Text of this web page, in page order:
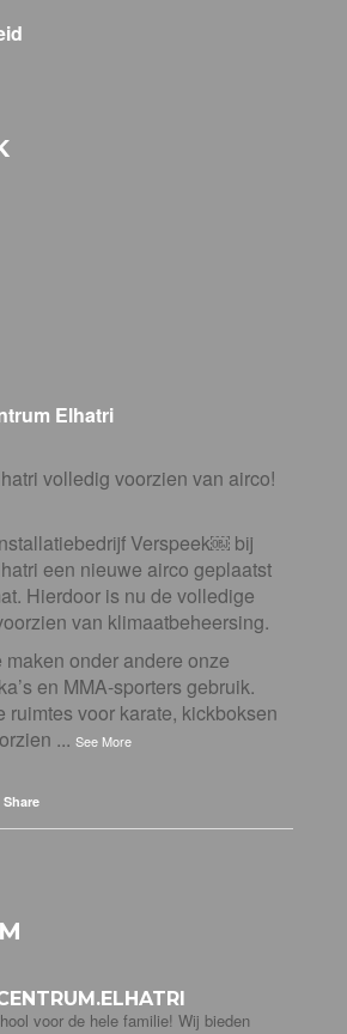
Elhatri
volledig voorzien van airco!
Verspeek⁠￼ bij
een nieuwe airco geplaatst
Hierdoor is nu de volledige
van klimaatbeheersing.
onder andere onze
en MMA-sporters gebruik.
ruimtes voor karate, kickboksen
... See More
Share
voor de hele familie! Wij bieden